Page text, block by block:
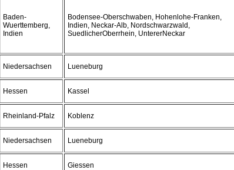
Baden-
Wuerttemberg,
Indien
Bodensee-Oberschwaben, Hohenlohe-Franken,
Indien, Neckar-Alb, Nordschwarzwald,
SuedlicherOberrhein, UntererNeckar
Niedersachsen Lueneburg
Hessen Kassel
Rheinland-Pfalz Koblenz
Niedersachsen Lueneburg
Hessen Giessen